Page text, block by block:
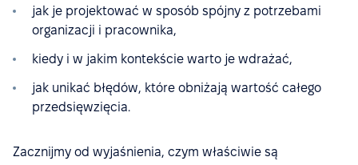
jak je projektować w sposób spójny z potrzebami
organizacji i pracownika,
kiedy i w jakim kontekście warto je wdrażać,
jak unikać błędów, które obniżają wartość całego
przedsięwzięcia.
Zacznijmy od wyjaśnienia, czym właściwie są